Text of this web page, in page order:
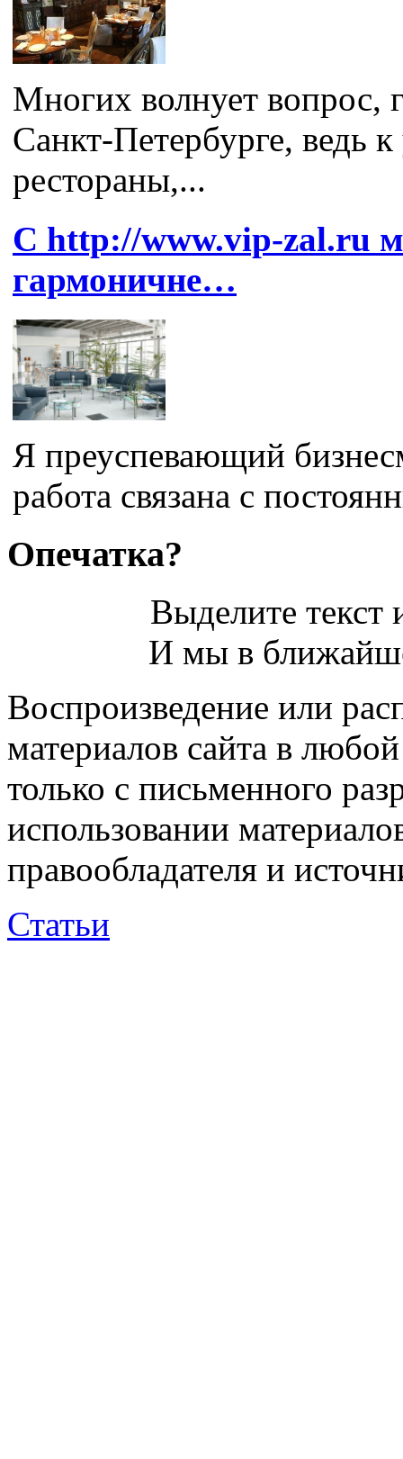
Многих волнует вопрос,
Санкт-Петербурге, ведь
рестораны,...
С http://www.vip-zal.ru
гармоничне…
Я преуспевающий
работа связана с
Опечатка?
Выделите
И мы в
Воспроизведение или
материалов сайта в
только с письменного
использовании
правообладателя и
Статьи